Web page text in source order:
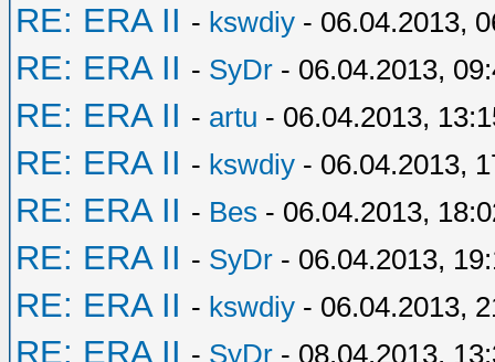
RE: ERA II - kswdiy - 06.04.2013,
RE: ERA II - SyDr - 06.04.2013,
RE: ERA II - artu - 06.04.2013,
RE: ERA II - kswdiy - 06.04.2013,
RE: ERA II - Bes - 06.04.2013,
RE: ERA II - SyDr - 06.04.2013,
RE: ERA II - kswdiy - 06.04.2013,
RE: ERA II - SyDr - 08.04.2013,